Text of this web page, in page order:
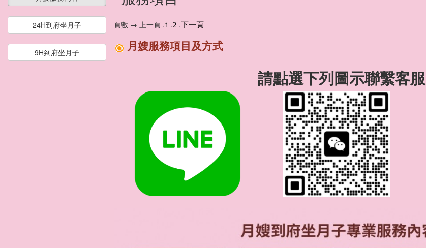
24H到府坐月子
9H到府坐月子
頁數 → 上一頁 .1 .2 .下一頁
月嫂服務項目及方式
請點選下列圖示聯繫客服